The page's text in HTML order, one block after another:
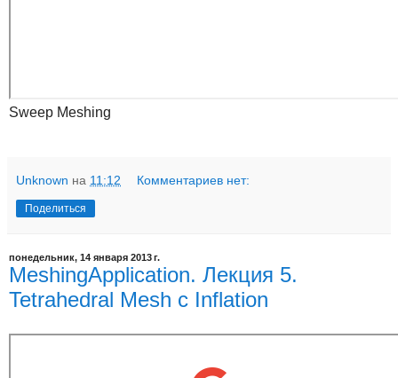
Sweep Meshing
Unknown на 11:12 Комментариев нет:
Поделиться
понедельник, 14 января 2013 г.
MeshingApplication. Лекция 5.
Tetrahedral Mesh с Inflation